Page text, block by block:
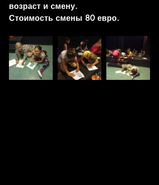
возраст и смену.
Стоимость смены 80 евро.